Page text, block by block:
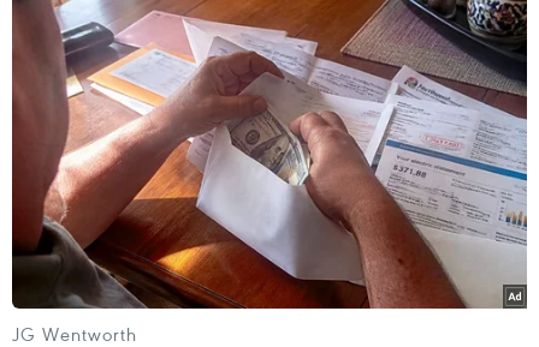
TIN LIÊN QUAN
JG Wentworth